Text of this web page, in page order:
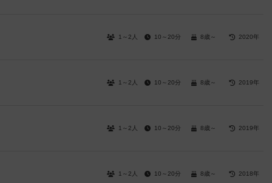
1～2人 10～20分 8歳～ 2020年
1～2人 10～20分 8歳～ 2019年
1～2人 10～20分 8歳～ 2019年
1～2人 10～20分 8歳～ 2018年